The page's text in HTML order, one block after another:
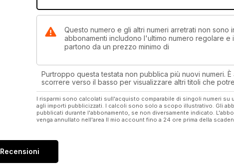
Questo numero e gli altri numeri arretrati non sono
abbonamenti includono l'ultimo numero regolare
partono da un prezzo minimo di
Purtroppo questa testata non pubblica più nuovi numeri.
scorrere verso il basso per visualizzare altri titoli che
I risparmi sono calcolati sull'acquisto comparabile di singoli numeri
agli importi pubblicizzati. I calcoli sono solo a scopo illustrativo. Gli
pubblicati durante l'abbonamento, se non diversamente indicato.
venga annullato nell'area Il mio account fino a 24 ore prima della
Recensioni